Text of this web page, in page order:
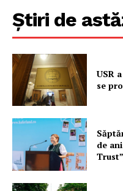
PRESShub
Despre noi / Echipa
Proiecte editoriale
Rețea
Contact
Știri de
USR
se
de